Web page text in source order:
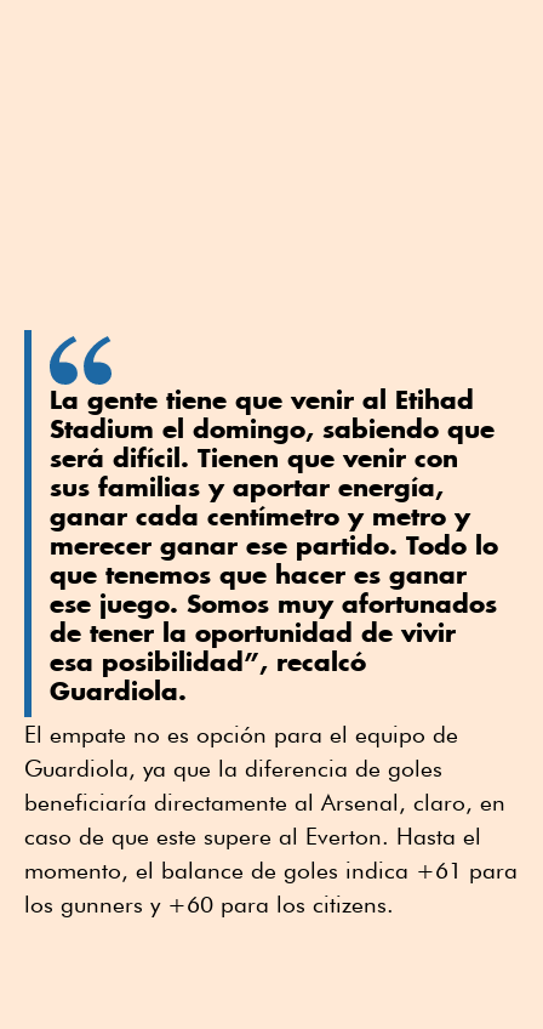
La gente tiene que venir al Etihad
Stadium el domingo, sabiendo que
será difícil. Tienen que venir con
sus familias y aportar energía,
ganar cada centímetro y metro y
merecer ganar ese partido. Todo lo
que tenemos que hacer es ganar
ese juego. Somos muy afortunados
de tener la oportunidad de vivir
esa posibilidad”, recalcó
Guardiola.
El empate no es opción para el equipo de
Guardiola, ya que la diferencia de goles
beneficiaría directamente al Arsenal, claro, en
caso de que este supere al Everton. Hasta el
momento, el balance de goles indica +61 para
los gunners y +60 para los citizens.